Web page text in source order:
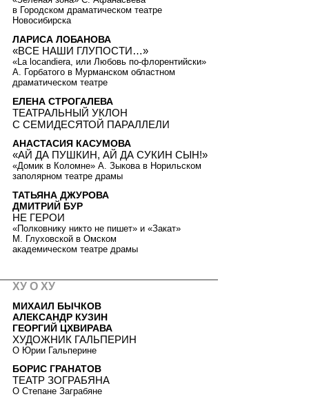
в Городском драматическом театре
Новосибирска
ЛАРИСА ЛОБАНОВА
«ВСЕ НАШИ ГЛУПОСТИ…»
«La locandiera, или Любовь по-флорентийски»
А. Горбатого в Мурманском областном
драматическом театре
ЕЛЕНА СТРОГАЛЕВА
ТЕАТРАЛЬНЫЙ УКЛОН
С СЕМИДЕСЯТОЙ ПАРАЛЛЕЛИ
АНАСТАСИЯ КАСУМОВА
«АЙ ДА ПУШКИН, АЙ ДА СУКИН СЫН!»
«Домик в Коломне» А. Зыкова в Норильском
заполярном театре драмы
ТАТЬЯНА ДЖУРОВА
ДМИТРИЙ БУР
НЕ ГЕРОИ
«Полковнику никто не пишет» и «Закат»
М. Глуховской в Омском
академическом театре драмы
ХУ О ХУ
МИХАИЛ БЫЧКОВ
АЛЕКСАНДР КУЗИН
ГЕОРГИЙ ЦХВИРАВА
ХУДОЖНИК ГАЛЬПЕРИН
О Юрии Гальперине
БОРИС ГРАНАТОВ
ТЕАТР ЗОГРАБЯНА
О Степане Заграбяне